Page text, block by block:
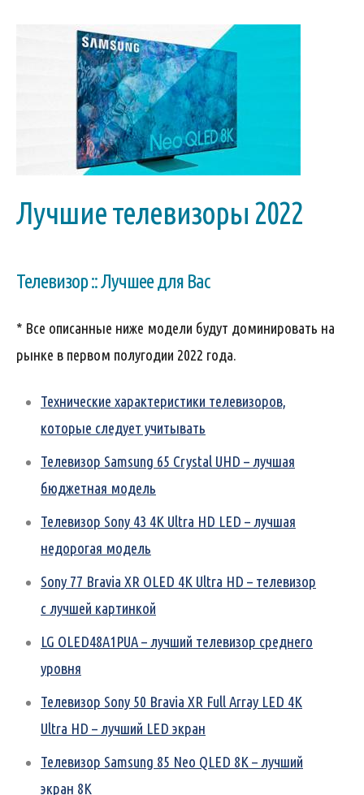
Лучшие телевизоры 2022
Телевизор :: Лучшее для Вас
* Все описанные ниже модели будут доминировать на
рынке в первом полугодии 2022 года.
Технические характеристики телевизоров,
которые следует учитывать
Телевизор Samsung 65 Crystal UHD – лучшая
бюджетная модель
Телевизор Sony 43 4K Ultra HD LED – лучшая
недорогая модель
Sony 77 Bravia XR OLED 4K Ultra HD – телевизор
с лучшей картинкой
LG OLED48A1PUA – лучший телевизор среднего
уровня
Телевизор Sony 50 Bravia XR Full Array LED 4K
Ultra HD – лучший LED экран
Телевизор Samsung 85 Neo QLED 8K – лучший
экран 8K